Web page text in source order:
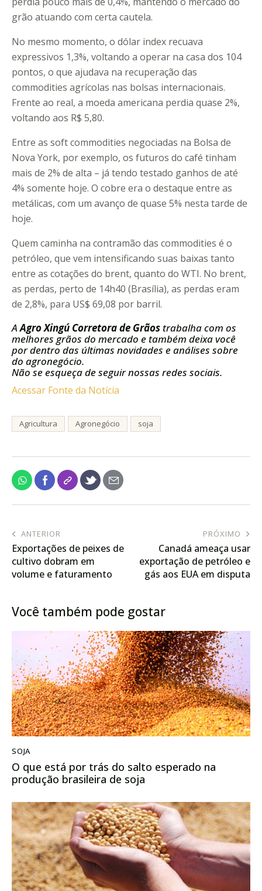
grão atuando com certa cautela.
No mesmo momento, o dólar index recuava
expressivos 1,3%, voltando a operar na casa dos 104
pontos, o que ajudava na recuperação das
commodities agrícolas nas bolsas internacionais.
Frente ao real, a moeda americana perdia quase 2%,
voltando aos R$ 5,80.
Entre as soft commodities negociadas na Bolsa de
Nova York, por exemplo, os futuros do café tinham
mais de 2% de alta – já tendo testado ganhos de até
4% somente hoje. O cobre era o destaque entre as
metálicas, com um avanço de quase 5% nesta tarde de
hoje.
Quem caminha na contramão das commodities é o
petróleo, que vem intensificando suas baixas tanto
entre as cotações do brent, quanto do WTI. No brent,
as perdas, perto de 14h40 (Brasília), as perdas eram
de 2,8%, para US$ 69,08 por barril.
AAgro Xingú Corretora de Grãos trabalha com os
melhores grãos do mercado e também deixa você
por dentro das últimas novidades e análises sobre
do agronegócio.
Não se esqueça de seguir nossas redes sociais.
Acessar Fonte da Notícia
Agricultura Agronegócio soja
ANTERIOR
Exportações de peixes de
cultivo dobram em
volume e faturamento
PRÓXIMO
Canadá ameaça usar
exportação de petróleo e
gás aos EUA em disputa
Você também pode gostar
SOJA
O que está por trás do salto esperado na
produção brasileira de soja